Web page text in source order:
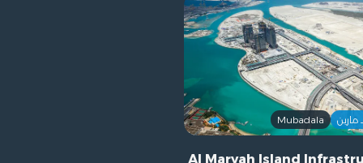
Al Maryah Island
Mubadala